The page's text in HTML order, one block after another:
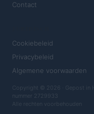
Contact
Cookiebeleid
Privacybeleid
Algemene voorwaarden
Copyright © 2026 · Gepost in
nummer 2729933
Alle rechten voorbehouden